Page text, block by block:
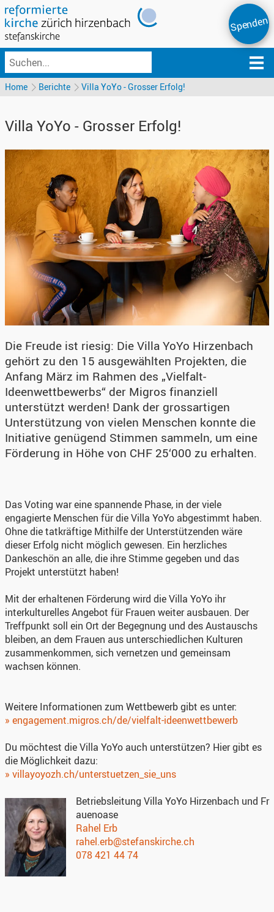
Spenden
Home Berichte Villa YoYo - Grosser Erfolg!
Villa YoYo - Grosser Erfolg!
Die Freude ist riesig: Die Villa YoYo Hirzenbach
gehört zu den 15 ausgewählten Projekten, die
Anfang März im Rahmen des „Vielfalt-
Ideenwettbewerbs“ der Migros finanziell
unterstützt werden! Dank der grossartigen
Unterstützung von vielen Menschen konnte die
Initiative genügend Stimmen sammeln, um eine
Förderung in Höhe von CHF 25‘000 zu erhalten.
Das Voting war eine spannende Phase, in der viele
engagierte Menschen für die Villa YoYo abgestimmt haben.
Ohne die tatkräftige Mithilfe der Unterstützenden wäre
dieser Erfolg nicht möglich gewesen. Ein herzliches
Dankeschön an alle, die ihre Stimme gegeben und das
Projekt unterstützt haben!
Mit der erhaltenen Förderung wird die Villa YoYo ihr
interkulturelles Angebot für Frauen weiter ausbauen. Der
Treffpunkt soll ein Ort der Begegnung und des Austauschs
bleiben, an dem Frauen aus unterschiedlichen Kulturen
zusammenkommen, sich vernetzen und gemeinsam
wachsen können.
Weitere Informationen zum Wettbewerb gibt es unter:
» engagement.migros.ch/de/vielfalt-ideenwettbewerb
Du möchtest die Villa YoYo auch unterstützen? Hier gibt es
die Möglichkeit dazu:
» villayoyozh.ch/unterstuetzen_sie_uns
Betriebsleitung Villa YoYo Hirzenbach und Fr
auenoase
Rahel Erb
rahel.erb@stefanskirche.ch
078 421 44 74